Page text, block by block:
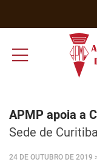
APMP apoia a
Sede de
24 DE OUTUBRO DE 2019